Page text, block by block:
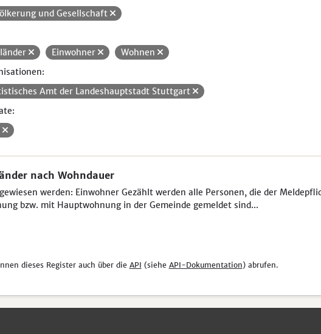
und Gesellschaft
Einwohner
Wohnen
Amt der Landeshauptstadt Stuttgart
nach Wohndauer
werden: Einwohner Gezählt werden alle Personen, die der
bzw. mit Hauptwohnung in der Gemeinde gemeldet sind...
dieses Register auch über die API (siehe API-Dokumentation) abrufen.